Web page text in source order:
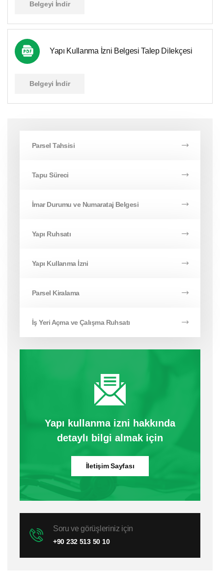
Belgeyi İndir
Yapı Kullanma İzni Belgesi Talep Dilekçesi
Belgeyi İndir
Parsel Tahsisi
Tapu Süreci
İmar Durumu ve Numarataj Belgesi
Yapı Ruhsatı
Yapı Kullanma İzni
Parsel Kiralama
İş Yeri Açma ve Çalışma Ruhsatı
Yapı kullanma izni hakkında
detaylı bilgi almak için
İletişim Sayfası
Soru ve görüşleriniz için
+90 232 513 50 10